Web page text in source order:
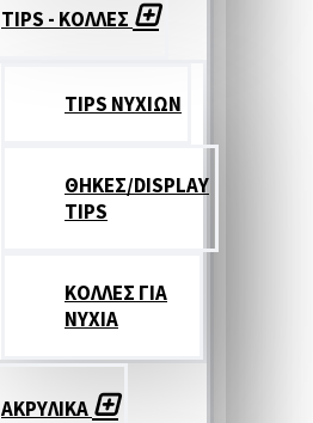
TIPS - ΚΟΛΛΕΣ
TIPS ΝΥΧΙΩΝ
ΘΗΚΕΣ/DISPLAY
TIPS
ΚΟΛΛΕΣ ΓΙΑ
ΝΥΧΙΑ
ΑΚΡΥΛΙΚΑ